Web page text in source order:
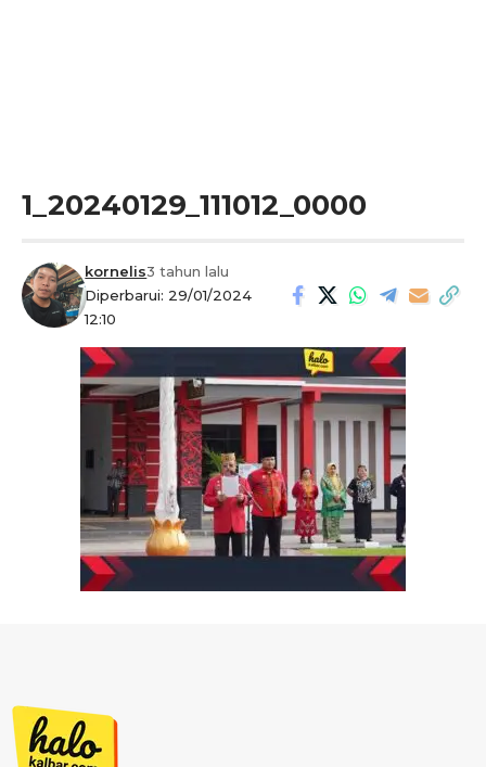
1_20240129_111012_0000
Diperbarui: 29/01/2024
12:10
kornelis3 tahun lalu